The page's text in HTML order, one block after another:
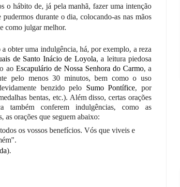
o hábito de, já pela manhã, fazer uma intenção
durante o dia, colocando-as nas mãos
como julgar melhor.
obter uma indulgência, há, por exemplo, a reza
de Santo Inácio de Loyola, a leitura piedosa
ao Escapulário de Nossa Senhora do Carmo, a
pelo menos 30 minutos, bem como o uso
benzido pelo Sumo Pontífice, por
bentas, etc.). Além disso, certas orações
também conferem indulgências, como as
as orações que seguem abaixo:
os vossos benefícios. Vós que viveis e
).